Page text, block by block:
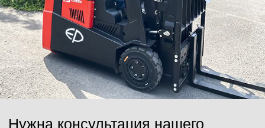
Ваш email
Сообщение